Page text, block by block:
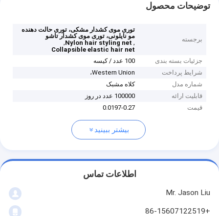
توضیحات محصول
برجسته
توری موی کشدار مشکی، توری حالت دهنده
مو نایلونی، توری موی کشدار تاشو
,
Nylon hair styling net
,
Collapsible elastic hair net
جزئیات بسته بندی
100 عدد / کیسه
شرایط پرداخت
Western Union،
شماره مدل
کلاه مشبک
قابلیت ارائه
100000 عدد در روز
قیمت
0.0197-0.27
بیشتر ببینید
اطلاعات تماس
Mr. Jason Liu
+86-15607122519